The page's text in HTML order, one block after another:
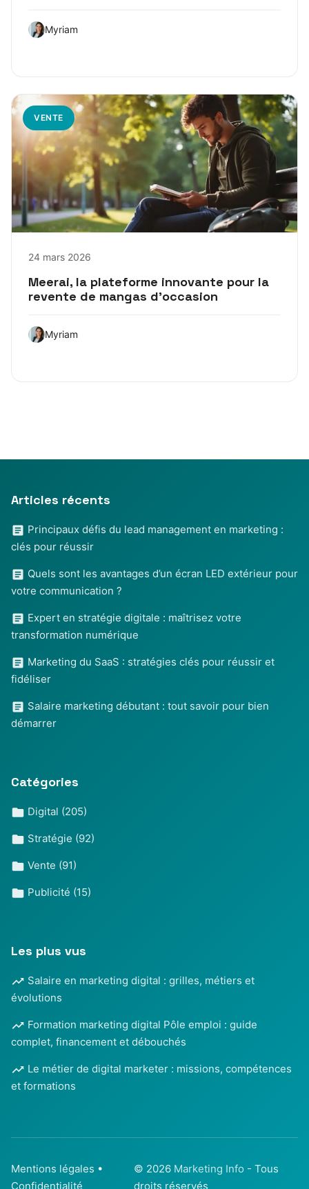
Myriam
VENTE
24 mars 2026
Meerai, la plateforme innovante pour la
revente de mangas d’occasion
Myriam
Articles récents
Principaux défis du lead management en marketing :
clés pour réussir
Quels sont les avantages d’un écran LED extérieur pour
votre communication ?
Expert en stratégie digitale : maîtrisez votre
transformation numérique
Marketing du SaaS : stratégies clés pour réussir et
fidéliser
Salaire marketing débutant : tout savoir pour bien
démarrer
Catégories
Digital (205)
Stratégie (92)
Vente (91)
Publicité (15)
Les plus vus
Salaire en marketing digital : grilles, métiers et
évolutions
Formation marketing digital Pôle emploi : guide
complet, financement et débouchés
Le métier de digital marketer : missions, compétences
et formations
Mentions légales •
Confidentialité
© 2026 Marketing Info - Tous
droits réservés